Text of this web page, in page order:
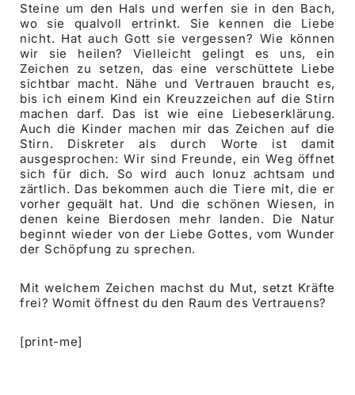
Steine um den Hals und werfen sie in den Bach,
wo sie qualvoll ertrinkt. Sie kennen die Liebe
nicht. Hat auch Gott sie vergessen? Wie können
wir sie heilen? Vielleicht gelingt es uns, ein
Zeichen zu setzen, das eine verschüttete Liebe
sichtbar macht. Nähe und Vertrauen braucht es,
bis ich einem Kind ein Kreuzzeichen auf die Stirn
machen darf. Das ist wie eine Liebeserklärung.
Auch die Kinder machen mir das Zeichen auf die
Stirn. Diskreter als durch Worte ist damit
ausgesprochen: Wir sind Freunde, ein Weg öffnet
sich für dich. So wird auch Ionuz achtsam und
zärtlich. Das bekommen auch die Tiere mit, die er
vorher gequält hat. Und die schönen Wiesen, in
denen keine Bierdosen mehr landen. Die Natur
beginnt wieder von der Liebe Gottes, vom Wunder
der Schöpfung zu sprechen.
Mit welchem Zeichen machst du Mut, setzt Kräfte
frei? Womit öffnest du den Raum des Vertrauens?
[print-me]